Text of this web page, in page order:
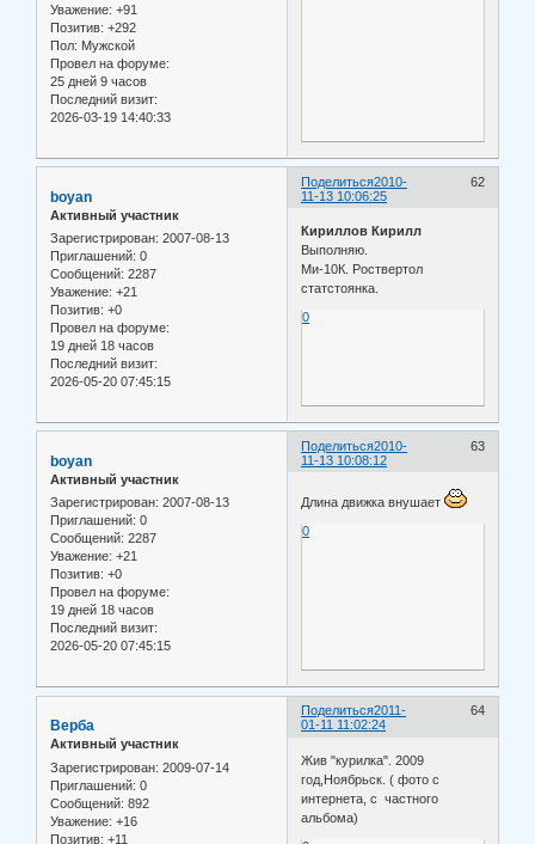
Уважение: +91
Позитив: +292
Пол: Мужской
Провел на форуме:
25 дней 9 часов
Последний визит:
2026-03-19 14:40:33
Поделиться 62
2010-
11-13 10:06:25
boyan
Активный участник
Зарегистрирован: 2007-08-13
Приглашений: 0
Сообщений: 2287
Уважение: +21
Позитив: +0
Провел на форуме:
19 дней 18 часов
Последний визит:
2026-05-20 07:45:15
Кириллов Кирилл
Выполняю.
Ми-10К. Роствертол
статстоянка.
0
Поделиться 63
2010-
11-13 10:08:12
boyan
Активный участник
Зарегистрирован: 2007-08-13
Приглашений: 0
Сообщений: 2287
Уважение: +21
Позитив: +0
Провел на форуме:
19 дней 18 часов
Последний визит:
2026-05-20 07:45:15
Длина движка внушает
0
Поделиться 64
2011-
01-11 11:02:24
Верба
Активный участник
Зарегистрирован: 2009-07-14
Приглашений: 0
Сообщений: 892
Уважение: +16
Позитив: +11
Жив "курилка". 2009
год,Ноябрьск. ( фото с
интернета, с частного
альбома)